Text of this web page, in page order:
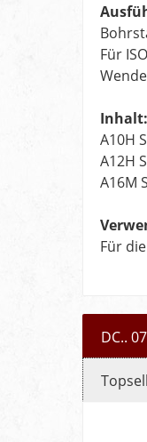
Für
Inhalt:
A10H
A12H
A16M
Für
DC..